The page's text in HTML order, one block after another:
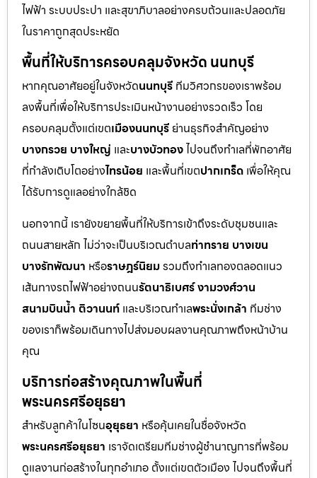
ไฟฟ้า ระบบประปา และสุขาภิบาลอย่างครบถ้วนและปลอดภัย
ในราคาถูกสุดประหยัด
พื้นที่ให้บริการครอบคลุมจังหวัด นนทบุรี
หากคุณอาศัยอยู่ในจังหวัดนนทบุรี ทีมวิศวกรของเราพร้อม
ลงพื้นที่เพื่อให้บริการประเมินหน้างานอย่างรวดเร็ว โดย
ครอบคลุมตั้งแต่เขตเมืองนนทบุรี ย่านธุรกิจสำคัญอย่าง
บางกรวย บางใหญ่ และบางบัวทองไปจนถึงทำเลที่พักอาศัย
ที่กำลังเติบโตอย่างไทรน้อย และพื้นที่เขตปากเกร็ด เพื่อให้คุณ
ได้รับการดูแลอย่างใกล้ชิด
นอกจากนี้ เรายังขยายพื้นที่ให้บริการเข้าถึงระดับชุมชนและ
ถนนสายหลัก ไม่ว่าจะเป็นบริเวณตำบลท่าทราย บางเขน
บางรักพัฒนา หรือราษฎร์นิยมรวมถึงทำเลทองตลอดแนว
เส้นทางรถไฟฟ้าอย่างถนนรัตนาธิเบศร์ งามวงศ์วาน
สนามบินน้ำ ติวานนท์ และบริเวณทำเลพระนั่งเกล้า ทีมช่าง
ของเราก็พร้อมเดินทางไปส่งมอบผลงานคุณภาพถึงหน้าบ้าน
คุณ
บริการก่อสร้างคุณภาพในพื้นที่
พระนครศรีอยุธยา
สำหรับลูกค้าในโซนอุยุธยา หรือคุ้นเคยในชื่อจังหวัด
พระนครศรีอยุธยา เราจัดเตรียมทีมช่างผู้ชำนาญการที่พร้อม
ดูแลงานก่อสร้างในทุกอำเภอ ตั้งแต่เขตตัวเมือง ไปจนถึงพื้นที่